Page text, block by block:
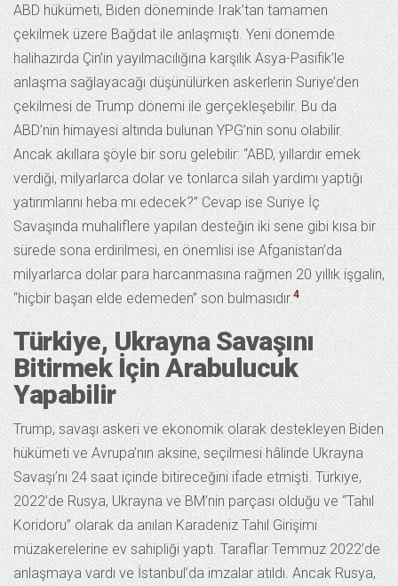
ABD hükümeti, Biden döneminde Irak’tan tamamen
çekilmek üzere Bağdat ile anlaşmıştı. Yeni dönemde
halihazırda Çin’in yayılmacılığına karşılık Asya-Pasifik’le
anlaşma sağlayacağı düşünülürken askerlerin Suriye’den
çekilmesi de Trump dönemi ile gerçekleşebilir. Bu da
ABD’nin himayesi altında bulunan YPG’nin sonu olabilir.
Ancak akıllara şöyle bir soru gelebilir: “ABD, yıllardır emek
verdiği, milyarlarca dolar ve tonlarca silah yardımı yaptığı
yatırımlarını heba mı edecek?” Cevap ise Suriye İç
Savaşında muhaliflere yapılan desteğin iki sene gibi kısa bir
sürede sona erdirilmesi, en önemlisi ise Afganistan’da
milyarlarca dolar para harcanmasına rağmen 20 yıllık işgalin,
“hiçbir başarı elde edemeden” son bulmasıdır.4
Türkiye, Ukrayna Savaşını
Bitirmek İçin Arabulucuk
Yapabilir
Trump, savaşı askeri ve ekonomik olarak destekleyen Biden
hükümeti ve Avrupa’nın aksine, seçilmesi hâlinde Ukrayna
Savaşı’nı 24 saat içinde bitireceğini ifade etmişti. Türkiye,
2022’de Rusya, Ukrayna ve BM’nin parçası olduğu ve “Tahıl
Koridoru” olarak da anılan Karadeniz Tahıl Girişimi
müzakerelerine ev sahipliği yaptı. Taraflar Temmuz 2022’de
anlaşmaya vardı ve İstanbul’da imzalar atıldı. Ancak Rusya,